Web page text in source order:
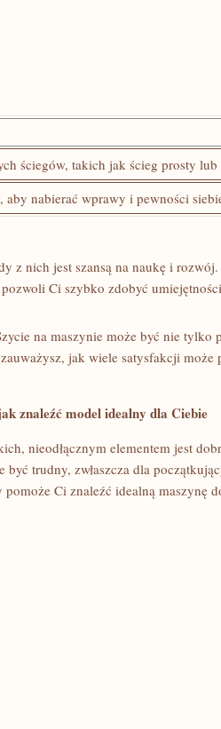
ściegów, ⁤takich⁣ jak ścieg prosty lub
⁣nabierać‍ wprawy i pewności
z ⁣nich jest szansą na​ naukę i
Ci szybko zdobyć
na maszynie może być nie tylko‍
jak wiele satysfakcji może
znaleźć model idealny dla Ciebie
nieodłącznym elementem jest
‌trudny, zwłaszcza dla
Ci znaleźć ⁣idealną maszynę